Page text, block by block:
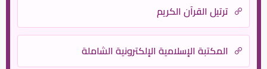
ترتيل القرآن الكريم
المكتبة الإسلامية الإلكترونية الشاملة